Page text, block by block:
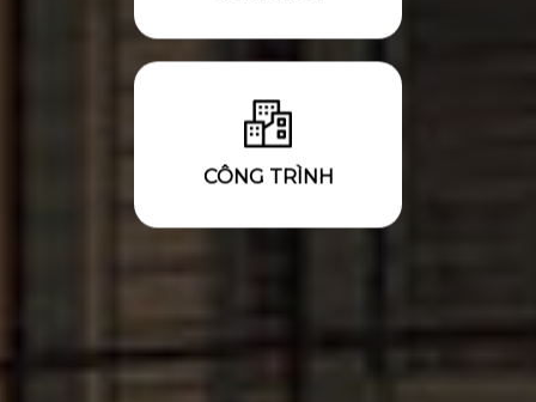
CÔNG TRÌNH